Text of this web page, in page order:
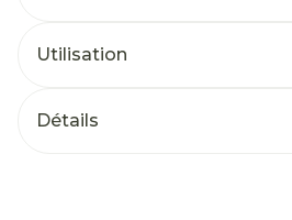
Utilisation
Détails